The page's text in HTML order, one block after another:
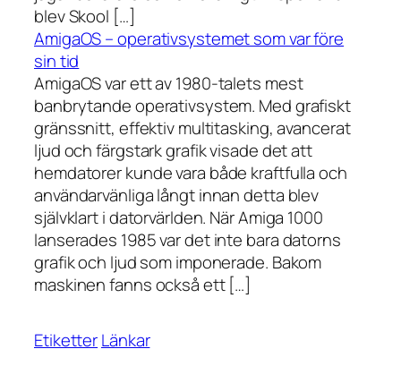
blev Skool […]
AmigaOS – operativsystemet som var före
sin tid
AmigaOS var ett av 1980-talets mest
banbrytande operativsystem. Med grafiskt
gränssnitt, effektiv multitasking, avancerat
ljud och färgstark grafik visade det att
hemdatorer kunde vara både kraftfulla och
användarvänliga långt innan detta blev
självklart i datorvärlden. När Amiga 1000
lanserades 1985 var det inte bara datorns
grafik och ljud som imponerade. Bakom
maskinen fanns också ett […]
EtiketterLänkar